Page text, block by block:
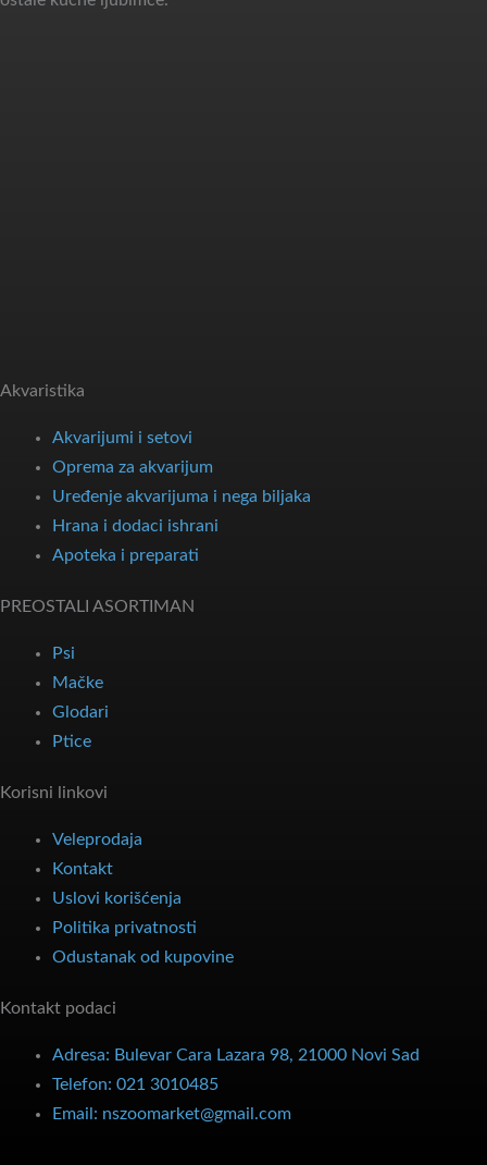
Akvaristika
Akvarijumi i setovi
Oprema za akvarijum
Uređenje akvarijuma i nega biljaka
Hrana i dodaci ishrani
Apoteka i preparati
PREOSTALI ASORTIMAN
Psi
Mačke
Glodari
Ptice
Korisni linkovi
Veleprodaja
Kontakt
Uslovi korišćenja
Politika privatnosti
Odustanak od kupovine
Kontakt podaci
Adresa: Bulevar Cara Lazara 98, 21000 Novi Sad
Telefon: 021 3010485
Email: nszoomarket@gmail.com